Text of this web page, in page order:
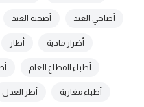
أضاحي العيد أضحية العيد
أضرار مادية أطار
أطباء القطاع العام
أطباء مغاربة أطر العدل